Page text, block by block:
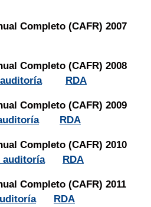
Completo (CAFR) 2007
Completo (CAFR) 2008
RDA
Completo (CAFR) 2009
RDA
Completo (CAFR) 2010
auditoría RDA
Completo (CAFR) 2011
RDA